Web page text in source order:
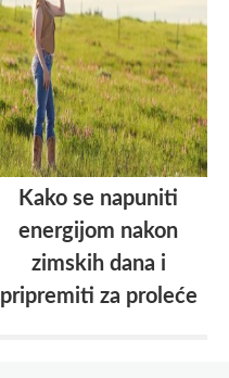
Kako se napuniti
energijom nakon
zimskih dana i
pripremiti za proleće